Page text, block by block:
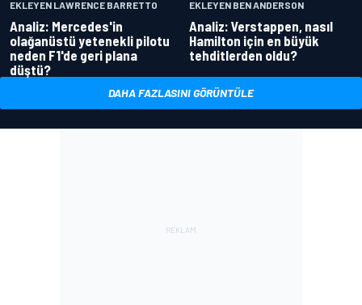
EKLEYEN LAWRENCE BARRETTO
Analiz: Mercedes'in
olağanüstü yetenekli pilotu
neden F1'de geri plana
düştü?
EKLEYEN BEN ANDERSON
Analiz: Verstappen, nasıl
Hamilton için en büyük
tehditlerden oldu?
DAHA FAZLASINI GÖRÜNTÜLE